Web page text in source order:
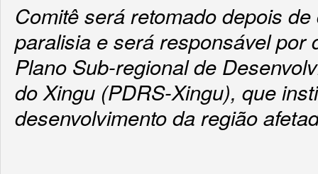
Comitê será retomado depois
paralisia e será responsável por
Plano Sub-regional de
do Xingu (PDRS-Xingu), que
desenvolvimento da região